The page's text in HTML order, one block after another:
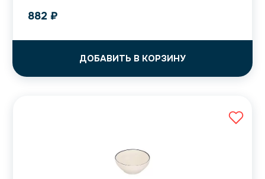
882 ₽
ДОБАВИТЬ В КОРЗИНУ